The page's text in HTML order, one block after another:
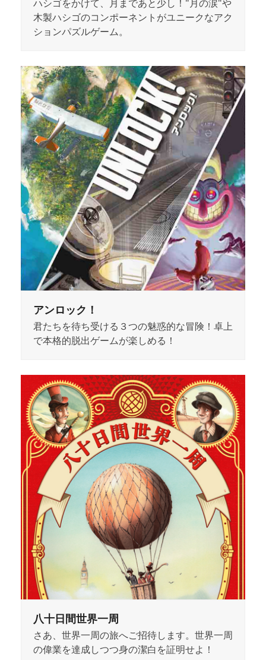
ハシゴをかけて、月まであと少し！"月の涙"や
木製ハシゴのコンポーネントがユニークなアク
ションパズルゲーム。
アンロック！
君たちを待ち受ける３つの魅惑的な冒険！卓上
で本格的脱出ゲームが楽しめる！
八十日間世界一周
さあ、世界一周の旅へご招待します。世界一周
の偉業を達成しつつ身の潔白を証明せよ！